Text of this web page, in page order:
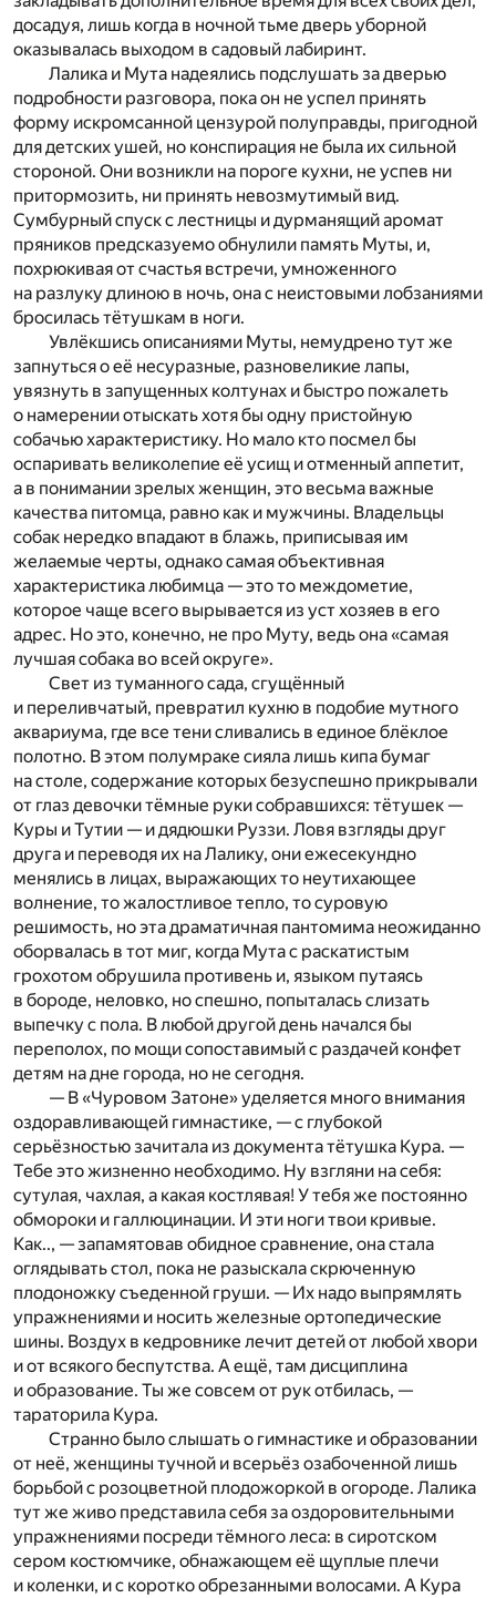
досадуя, лишь когда в ночной тьме дверь уборной
оказывалась выходом в садовый лабиринт.
Лалика и Мута надеялись подслушать за дверью
подробности разговора, пока он не успел принять
форму искромсанной цензурой полуправды, пригодной
для детских ушей, но конспирация не была их сильной
стороной. Они возникли на пороге кухни, не успев ни
притормозить, ни принять невозмутимый вид.
Сумбурный спуск с лестницы и дурманящий аромат
пряников предсказуемо обнулили память Муты, и,
похрюкивая от счастья встречи, умноженного
на разлуку длиною в ночь, она с неистовыми лобзаниями
бросилась тётушкам в ноги.
Увлёкшись описаниями Муты, немудрено тут же
запнуться о её несуразные, разновеликие лапы,
увязнуть в запущенных колтунах и быстро пожалеть
о намерении отыскать хотя бы одну пристойную
собачью характеристику. Но мало кто посмел бы
оспаривать великолепие её усищ и отменный аппетит,
а в понимании зрелых женщин, это весьма важные
качества питомца, равно как и мужчины. Владельцы
собак нередко впадают в блажь, приписывая им
желаемые черты, однако самая объективная
характеристика любимца — это то междометие,
которое чаще всего вырывается из уст хозяев в его
адрес. Но это, конечно, не про Муту, ведь она «самая
лучшая собака во всей округе».
Свет из туманного сада, сгущённый
и переливчатый, превратил кухню в подобие мутного
аквариума, где все тени сливались в единое блёклое
полотно. В этом полумраке сияла лишь кипа бумаг
на столе, содержание которых безуспешно прикрывали
от глаз девочки тёмные руки собравшихся: тётушек —
Куры и Тутии — и дядюшки Руззи. Ловя взгляды друг
друга и переводя их на Лалику, они ежесекундно
менялись в лицах, выражающих то неутихающее
волнение, то жалостливое тепло, то суровую
решимость, но эта драматичная пантомима неожиданно
оборвалась в тот миг, когда Мута с раскатистым
грохотом обрушила противень и, языком путаясь
в бороде, неловко, но спешно, попыталась слизать
выпечку с пола. В любой другой день начался бы
переполох, по мощи сопоставимый с раздачей конфет
детям на дне города, но не сегодня.
— В «Чуровом Затоне» уделяется много внимания
оздоравливающей гимнастике, — с глубокой
серьёзностью зачитала из документа тётушка Кура. —
Тебе это жизненно необходимо. Ну взгляни на себя:
сутулая, чахлая, а какая костлявая! У тебя же постоянно
обмороки и галлюцинации. И эти ноги твои кривые.
Как.., — запамятовав обидное сравнение, она стала
оглядывать стол, пока не разыскала скрюченную
плодоножку съеденной груши. — Их надо выпрямлять
упражнениями и носить железные ортопедические
шины. Воздух в кедровнике лечит детей от любой хвори
и от всякого беспутства. А ещё, там дисциплина
и образование. Ты же совсем от рук отбилась, —
тараторила Кура.
Странно было слышать о гимнастике и образовании
от неё, женщины тучной и всерьёз озабоченной лишь
борьбой с розоцветной плодожоркой в огороде. Лалика
тут же живо представила себя за оздоровительными
упражнениями посреди тёмного леса: в сиротском
сером костюмчике, обнажающем её щуплые плечи
и коленки, и с коротко обрезанными волосами. А Кура